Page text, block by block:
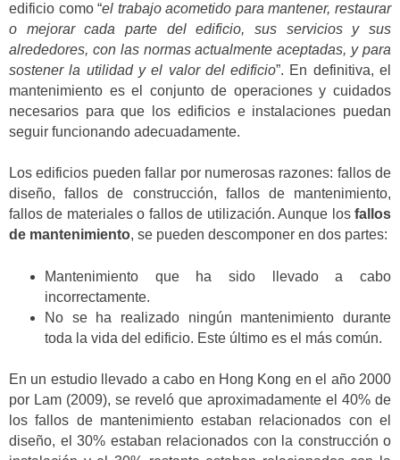
edificio como “el trabajo acometido para mantener, restaurar
o mejorar cada parte del edificio, sus servicios y sus
alrededores, con las normas actualmente aceptadas, y para
sostener la utilidad y el valor del edificio”. En definitiva, el
mantenimiento es el conjunto de operaciones y cuidados
necesarios para que los edificios e instalaciones puedan
seguir funcionando adecuadamente.
Los edificios pueden fallar por numerosas razones: fallos de
diseño, fallos de construcción, fallos de mantenimiento,
fallos de materiales o fallos de utilización. Aunque los fallos
de mantenimiento, se pueden descomponer en dos partes:
Mantenimiento que ha sido llevado a cabo
incorrectamente.
No se ha realizado ningún mantenimiento durante
toda la vida del edificio. Este último es el más común.
En un estudio llevado a cabo en Hong Kong en el año 2000
por Lam (2009), se reveló que aproximadamente el 40% de
los fallos de mantenimiento estaban relacionados con el
diseño, el 30% estaban relacionados con la construcción o